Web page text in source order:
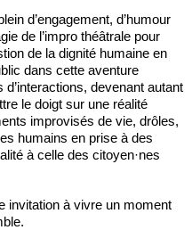
d’engagement, d’humour
de l’impro théâtrale pour
de la dignité humaine en
dans cette aventure
devenant autant
le doigt sur une réalité
improvisés de vie, drôles,
humains en prise à des
à celle des citoyen·nes
invitation à vivre un moment